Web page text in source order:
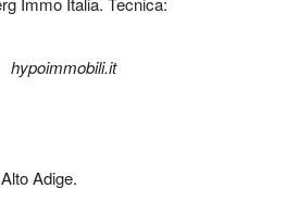
hypoimmobili.it